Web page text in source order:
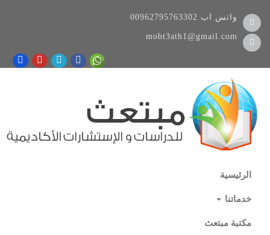
00962795763302 واتس اب
mobt3ath1@gmail.com
الرئيسية
خدماتنا
مكتبة مبتعث